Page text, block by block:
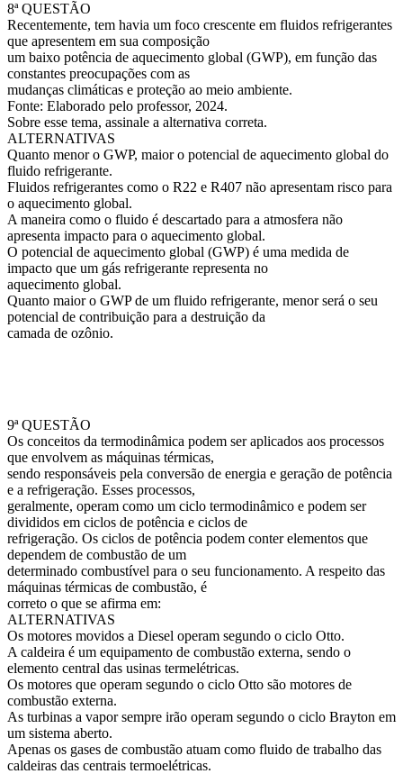
8ª QUESTÃO
Recentemente, tem havia um foco crescente em fluidos refrigerantes
que apresentem em sua composição
um baixo potência de aquecimento global (GWP), em função das
constantes preocupações com as
mudanças climáticas e proteção ao meio ambiente.
Fonte: Elaborado pelo professor, 2024.
Sobre esse tema, assinale a alternativa correta.
ALTERNATIVAS
Quanto menor o GWP, maior o potencial de aquecimento global do
fluido refrigerante.
Fluidos refrigerantes como o R22 e R407 não apresentam risco para
o aquecimento global.
A maneira como o fluido é descartado para a atmosfera não
apresenta impacto para o aquecimento global.
O potencial de aquecimento global (GWP) é uma medida de
impacto que um gás refrigerante representa no
aquecimento global.
Quanto maior o GWP de um fluido refrigerante, menor será o seu
potencial de contribuição para a destruição da
camada de ozônio.
9ª QUESTÃO
Os conceitos da termodinâmica podem ser aplicados aos processos
que envolvem as máquinas térmicas,
sendo responsáveis pela conversão de energia e geração de potência
e a refrigeração. Esses processos,
geralmente, operam como um ciclo termodinâmico e podem ser
divididos em ciclos de potência e ciclos de
refrigeração. Os ciclos de potência podem conter elementos que
dependem de combustão de um
determinado combustível para o seu funcionamento. A respeito das
máquinas térmicas de combustão, é
correto o que se afirma em:
ALTERNATIVAS
Os motores movidos a Diesel operam segundo o ciclo Otto.
A caldeira é um equipamento de combustão externa, sendo o
elemento central das usinas termelétricas.
Os motores que operam segundo o ciclo Otto são motores de
combustão externa.
As turbinas a vapor sempre irão operam segundo o ciclo Brayton em
um sistema aberto.
Apenas os gases de combustão atuam como fluido de trabalho das
caldeiras das centrais termoelétricas.